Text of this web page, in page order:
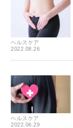
ヘルスケア
2022.08.26
ヘルスケア
2022.06.29